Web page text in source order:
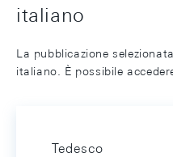
italiano
La pubblicazione
italiano. È possibile
Tedesco